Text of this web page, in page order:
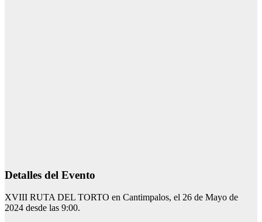
Detalles del Evento
XVIII RUTA DEL TORTO en Cantimpalos, el 26 de Mayo de
2024 desde las 9:00.